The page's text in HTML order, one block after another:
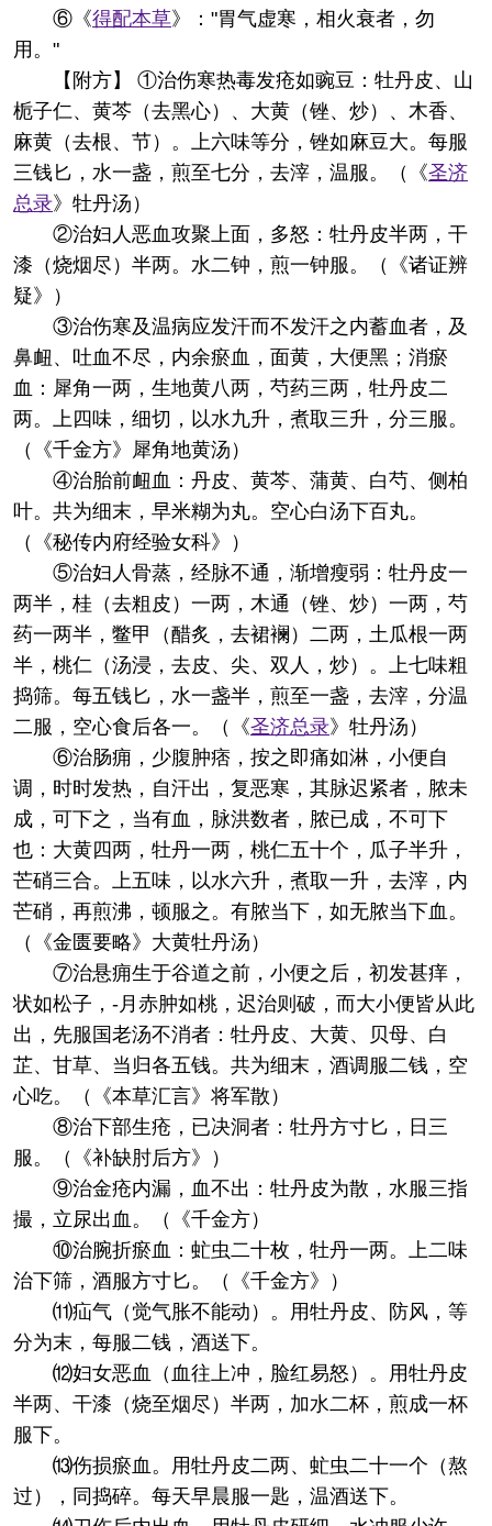
⑥《得配本草》："胃气虚寒，相火衰者，勿
用。"
【附方】 ①治伤寒热毒发疮如豌豆：牡丹皮、山
栀子仁、黄芩（去黑心）、大黄（锉、炒）、木香、
麻黄（去根、节）。上六味等分，锉如麻豆大。每服
三钱匕，水一盏，煎至七分，去滓，温服。（《圣济
总录》牡丹汤）
②治妇人恶血攻聚上面，多怒：牡丹皮半两，干
漆（烧烟尽）半两。水二钟，煎一钟服。（《诸证辨
疑》）
③治伤寒及温病应发汗而不发汗之内蓄血者，及
鼻衄、吐血不尽，内余瘀血，面黄，大便黑；消瘀
血：犀角一两，生地黄八两，芍药三两，牡丹皮二
两。上四味，细切，以水九升，煮取三升，分三服。
（《千金方》犀角地黄汤）
④治胎前衄血：丹皮、黄芩、蒲黄、白芍、侧柏
叶。共为细末，早米糊为丸。空心白汤下百丸。
（《秘传内府经验女科》）
⑤治妇人骨蒸，经脉不通，渐增瘦弱：牡丹皮一
两半，桂（去粗皮）一两，木通（锉、炒）一两，芍
药一两半，鳖甲（醋炙，去裙襕）二两，土瓜根一两
半，桃仁（汤浸，去皮、尖、双人，炒）。上七味粗
捣筛。每五钱匕，水一盏半，煎至一盏，去滓，分温
二服，空心食后各一。（《圣济总录》牡丹汤）
⑥治肠痈，少腹肿痞，按之即痛如淋，小便自
调，时时发热，自汗出，复恶寒，其脉迟紧者，脓未
成，可下之，当有血，脉洪数者，脓已成，不可下
也：大黄四两，牡丹一两，桃仁五十个，瓜子半升，
芒硝三合。上五味，以水六升，煮取一升，去滓，内
芒硝，再煎沸，顿服之。有脓当下，如无脓当下血。
（《金匮要略》大黄牡丹汤）
⑦治悬痈生于谷道之前，小便之后，初发甚痒，
状如松子，-月赤肿如桃，迟治则破，而大小便皆从此
出，先服国老汤不消者：牡丹皮、大黄、贝母、白
芷、甘草、当归各五钱。共为细末，酒调服二钱，空
心吃。（《本草汇言》将军散）
⑧治下部生疮，已决洞者：牡丹方寸匕，日三
服。（《补缺肘后方》）
⑨治金疮内漏，血不出：牡丹皮为散，水服三指
撮，立尿出血。（《千金方）
⑩治腕折瘀血：虻虫二十枚，牡丹一两。上二味
治下筛，酒服方寸匕。（《千金方》）
⑾疝气（觉气胀不能动）。用牡丹皮、防风，等
分为末，每服二钱，酒送下。
⑿妇女恶血（血往上冲，脸红易怒）。用牡丹皮
半两、干漆（烧至烟尽）半两，加水二杯，煎成一杯
服下。
⒀伤损瘀血。用牡丹皮二两、虻虫二十一个（熬
过），同捣碎。每天早晨服一匙，温酒送下。